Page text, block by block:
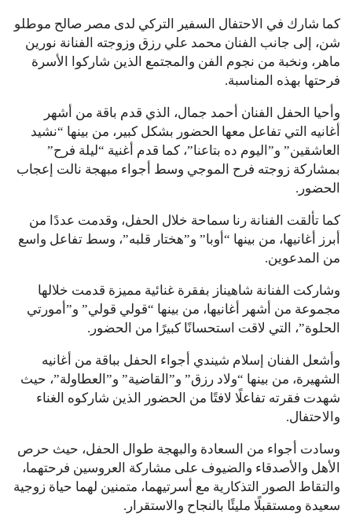
كما شارك في الاحتفال السفير التركي لدى مصر صالح موطلو
شن، إلى جانب الفنان محمد علي رزق وزوجته الفنانة نورين
ماهر، ونخبة من نجوم الفن والمجتمع الذين شاركوا الأسرة
فرحتها بهذه المناسبة.
وأحيا الحفل الفنان أحمد جمال، الذي قدم باقة من أشهر
أغانيه التي تفاعل معها الحضور بشكل كبير، من بينها “نشيد
العاشقين” و”اليوم ده بتاعنا”، كما قدم أغنية “ليلة فرح”
بمشاركة زوجته فرح الموجي وسط أجواء مبهجة نالت إعجاب
الحضور.
كما تألقت الفنانة رنا سماحة خلال الحفل، وقدمت عددًا من
أبرز أغانيها، من بينها “أوبا” و”هختار قلبه”، وسط تفاعل واسع
من المدعوين.
وشاركت الفنانة شاهيناز بفقرة غنائية مميزة قدمت خلالها
مجموعة من أشهر أغانيها، من بينها “قولي قولي” و”أمورتي
الحلوة”، التي لاقت استحسانًا كبيرًا من الحضور.
وأشعل الفنان إسلام شيندي أجواء الحفل بباقة من أغانيه
الشهيرة، من بينها “ولاد رزق” و”القاضية” و”العطاولة”، حيث
شهدت فقرته تفاعلًا لافتًا من الحضور الذين شاركوه الغناء
والاحتفال.
وسادت أجواء من السعادة والبهجة طوال الحفل، حيث حرص
الأهل والأصدقاء والضيوف على مشاركة العروسين فرحتهما،
والتقاط الصور التذكارية مع أسرتيهما، متمنين لهما حياة زوجية
سعيدة ومستقبلًا مليئًا بالنجاح والاستقرار.